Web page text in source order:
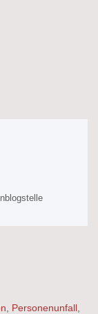
Personenunfall